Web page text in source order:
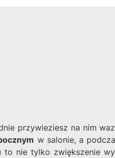
przywieziesz na nim
w salonie, a
to nie tylko zwiększenie